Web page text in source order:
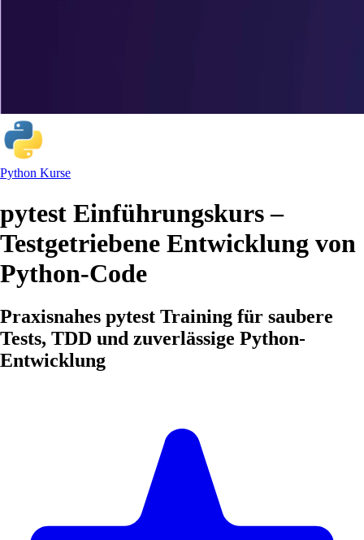
Python Kurse
pytest Einführungskurs –
Testgetriebene Entwicklung von
Python-Code
Praxisnahes pytest Training für saubere
Tests, TDD und zuverlässige Python-
Entwicklung